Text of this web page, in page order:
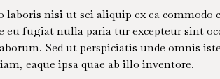
nisi ut sei aliquip ex ea
fugiat nulla paria tur excepteur sint
Sed ut perspiciatis unde omnis
eaque ipsa quae ab illo inventore.